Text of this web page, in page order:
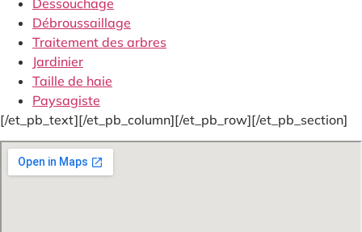
Dessouchage
Débroussaillage
Traitement des arbres
Jardinier
Taille de haie
Paysagiste
[/et_pb_text][/et_pb_column][/et_pb_row][/et_pb_section]